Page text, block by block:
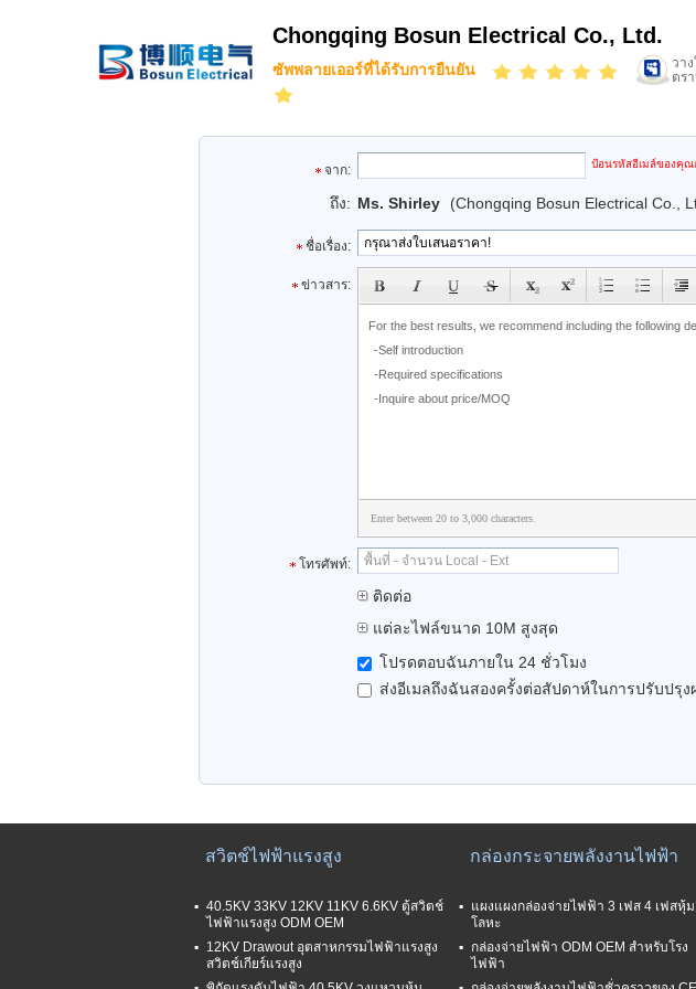
Chongqing Bosun Electrical Co., Ltd.
ซัพพลายเออร์ที่ได้รับการยืนยัน
วาง
ตร
จาก: email
ป้อนรหัสอีเมล์ของคุณ
ถึง: Ms. Shirley (Chongqing Bosun Electrical Co.,
ชื่อเรื่อง:
subject
ข่าวสาร:
Enter between 20 to 3,000 characters.
โทรศัพท์:
ติดต่อ
แต่ละไฟล์ขนาด 10M สูงสุด
โปรดตอบฉันภายใน 24 ชั่วโมง
ส่งอีเมลถึงฉันสองครั้งต่อสัปดาห์ในการปรับป
สวิตช์ไฟฟ้าแรงสูง
40.5KV 33KV 12KV 11KV 6.6KV ตู้สวิตช์
ไฟฟ้าแรงสูง ODM OEM
12KV Drawout อุตสาหกรรมไฟฟ้าแรงสูง
สวิตช์เกียร์แรงสูง
กล่องกระจายพลังงานไฟฟ้า
แผงแผงกล่องจ่ายไฟฟ้า 3 เฟส 4 เฟสหุ้ม
โลหะ
กล่องจ่ายไฟฟ้า ODM OEM สำหรับโรง
ไฟฟ้า